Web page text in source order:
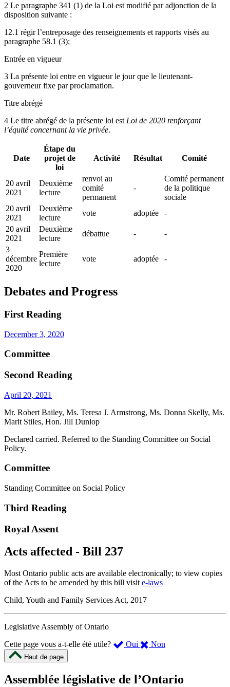
2 Le paragraphe 341 (1) de la Loi est modifié par adjonction de la
disposition suivante :
12.1 régir l’entreposage des renseignements et rapports visés au
paragraphe 58.1 (3);
Entrée en vigueur
3 La présente loi entre en vigueur le jour que le lieutenant-
gouverneur fixe par proclamation.
Titre abrégé
4 Le titre abrégé de la présente loi est Loi de 2020 renforçant
l’équité concernant la vie privée.
Date
Étape du
projet de
loi
Activité Résultat Comité
20 avril
2021
Deuxième
lecture
renvoi au
comité
permanent
-
Comité permanent
de la politique
sociale
20 avril
2021
Deuxième
lecture
vote adoptée
-
20 avril
2021
Deuxième
lecture
débattue -
-
3
décembre
2020
Première
lecture
vote adoptée -
Debates and Progress
First Reading
December 3, 2020
Committee
Second Reading
April 20, 2021
Mr. Robert Bailey, Ms. Teresa J. Armstrong, Ms. Donna Skelly, Ms.
Marit Stiles, Hon. Jill Dunlop
Declared carried. Referred to the Standing Committee on Social
Policy.
Committee
Standing Committee on Social Policy
Third Reading
Royal Assent
Acts affected - Bill 237
Most Ontario public acts are available electronically; to view copies
of the Acts to be amended by this bill visit e-laws
Child, Youth and Family Services Act, 2017
Legislative Assembly of Ontario
Cette page vous a-t-elle été utile?
Oui ,
été
Non
m’a
Haut de page
Assemblée législative de l’Ontario